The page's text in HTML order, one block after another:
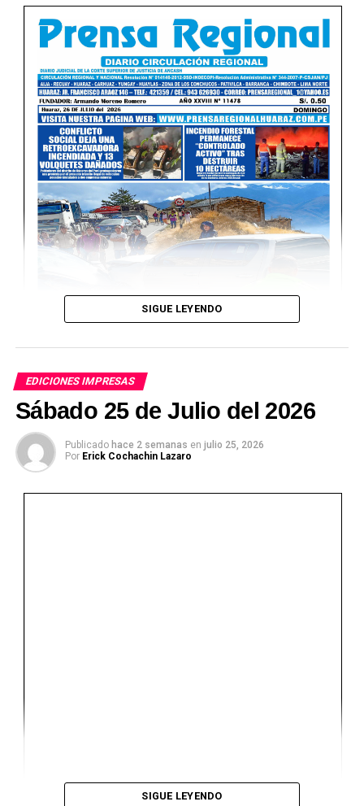
SIGUE LEYENDO
EDICIONES IMPRESAS
Sábado 25 de Julio del 2026
Publicado hace 2 semanas en julio 25, 2026
Por Erick Cochachin Lazaro
SIGUE LEYENDO